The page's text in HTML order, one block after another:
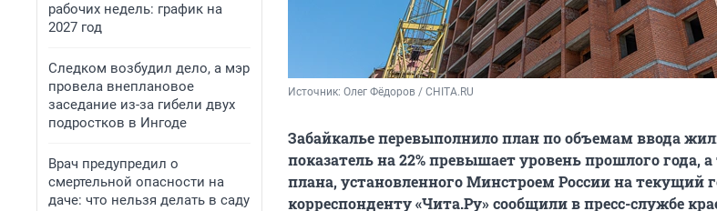
рабочих недель: график на
2027 год
Следком возбудил дело, а мэр
провела внеплановое
заседание из-за гибели двух
подростков в Ингоде
Врач предупредил о
смертельной опасности на
даче: что нельзя делать в саду
Источник: Олег Фёдоров / CHITA.RU
Забайкалье перевыполнило план по объемам ввода
показатель на 22% превышает уровень прошлого года,
плана, установленного Минстроем России на текущий
корреспонденту «Чита.Ру» сообщили в пресс-службе